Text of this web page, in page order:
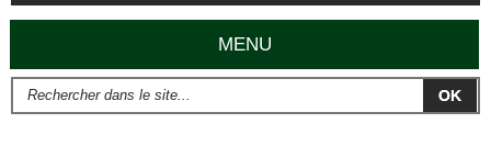
MENU
FORMULAIRE DE RECHERCHE
Rechercher dans le site...